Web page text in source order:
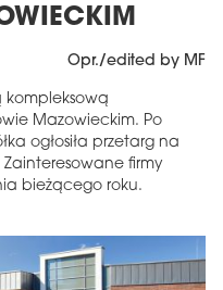
Opr./edited by MF
kompleksową
Mazowieckim. Po
ogłosiła przetarg na
firmy
bieżącego roku.